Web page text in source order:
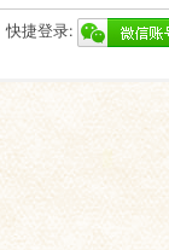
快捷登录: